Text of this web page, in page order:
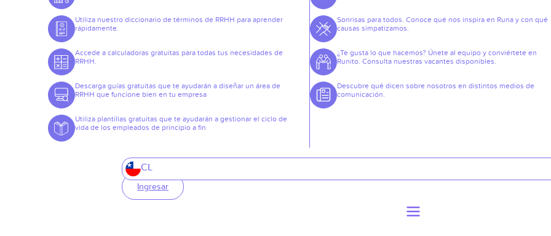
Utiliza nuestro diccionario de términos de RRHH para aprender
rápidamente.
Accede a calculadoras gratuitas para todas tus necesidades de
RRHH.
Descarga guías gratuitas que te ayudarán a diseñar un área de
RRHH que funcione bien en tu empresa
Utiliza plantillas gratuitas que te ayudarán a gestionar el ciclo de
vida de los empleados de principio a fin
Sonrisas para todos. Conoce qué nos inspira en Runa y con qué
causas simpatizamos.
¿Te gusta lo que hacemos? Únete al equipo y conviértete en
Runito. Consulta nuestras vacantes disponibles.
Descubre qué dicen sobre nosotros en distintos medios de
comunicación.
CL
Ingresar